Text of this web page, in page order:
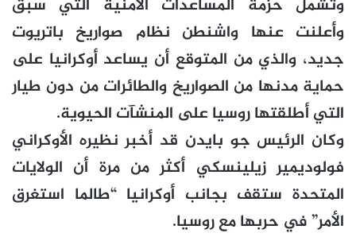
وتشمل حزمة المساعدات الأمنية التي سبق
وأعلنت عنها واشنطن نظام صواريخ باتريوت
جديد، والذي من المتوقع أن يساعد أوكرانيا على
حماية مدنها من الصواريخ والطائرات من دون طيار
التي أطلقتها روسيا على المنشآت الحيوية.
وكان الرئيس جو بايدن قد أخبر نظيره الأوكراني
فولوديمير زيلينسكي أكثر من مرة أن الولايات
المتحدة ستقف بجانب أوكرانيا “طالما استغرق
الأمر” في حربها مع روسيا.